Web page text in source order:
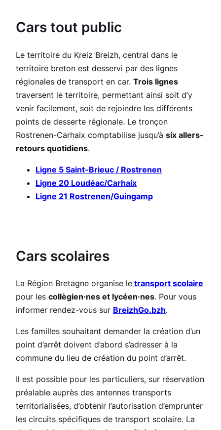
Cars tout public
Le territoire du Kreiz Breizh, central dans le
territoire breton est desservi par des lignes
régionales de transport en car. Trois lignes
traversent le territoire, permettant ainsi soit d’y
venir facilement, soit de rejoindre les différents
points de desserte régionale. Le tronçon
Rostrenen-Carhaix comptabilise jusqu’à six allers-
retours quotidiens.
Ligne 5 Saint-Brieuc / Rostrenen
Ligne 20 Loudéac/Carhaix
Ligne 21 Rostrenen/Guingamp
Cars scolaires
La Région Bretagne organise le transport scolaire
pour les collègien·nes et lycéen·nes. Pour vous
informer rendez-vous sur BreizhGo.bzh.
Les familles souhaitant demander la création d’un
point d’arrêt doivent d’abord s’adresser à la
commune du lieu de création du point d’arrêt.
Il est possible pour les particuliers, sur réservation
préalable auprès des antennes transports
territorialisées, d’obtenir l’autorisation d’emprunter
les circuits spécifiques de transport scolaire. La